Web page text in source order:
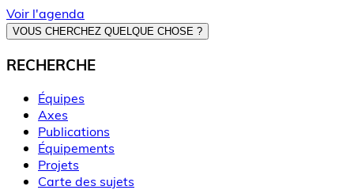
Voir l'agenda
VOUS CHERCHEZ QUELQUE CHOSE ?
RECHERCHE
Équipes
Axes
Publications
Équipements
Projets
Carte des sujets